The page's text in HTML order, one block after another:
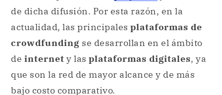
de dicha difusión. Por esta razón, en la
actualidad, las principales plataformas de
crowdfunding se desarrollan en el ámbito
de internet y las plataformas digitales, ya
que son la red de mayor alcance y de más
bajo costo comparativo.